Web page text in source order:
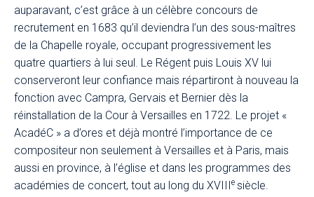
auparavant, c’est grâce à un célèbre concours de
recrutement en 1683 qu’il deviendra l’un des sous-maîtres
de la Chapelle royale, occupant progressivement les
quatre quartiers à lui seul. Le Régent puis Louis XV lui
conserveront leur confiance mais répartiront à nouveau la
fonction avec Campra, Gervais et Bernier dès la
réinstallation de la Cour à Versailles en 1722. Le projet «
AcadéC » a d’ores et déjà montré l’importance de ce
compositeur non seulement à Versailles et à Paris, mais
aussi en province, à l’église et dans les programmes des
académies de concert, tout au long du XVIII
e siècle.